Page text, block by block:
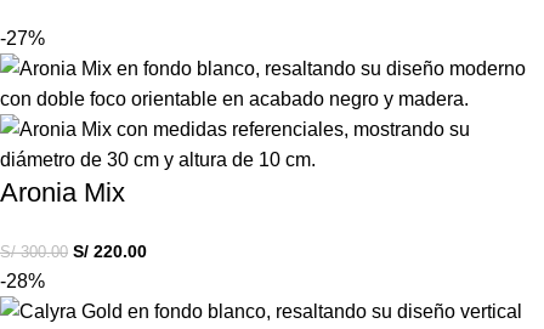
-27%
Aronia Mix
S/300.00 S/ 220.00
-28%